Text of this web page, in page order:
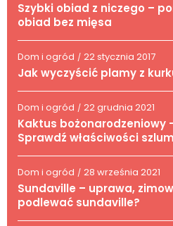
Szybki obiad z niczego –
obiad bez mięsa
Dom i ogród / 22 stycznia 2017
Jak wyczyścić plamy z
Dom i ogród / 22 grudnia 2021
Kaktus bożonarodzeniowy
Sprawdź właściwości
Dom i ogród / 28 września 2021
Sundaville – uprawa,
podlewać sundaville?